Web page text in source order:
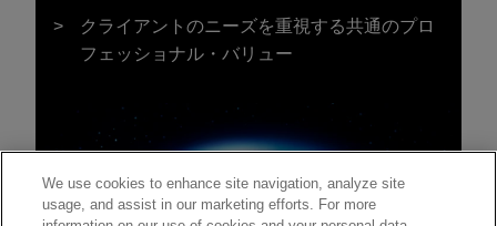
クライアントのニーズを重視する共通のプロ
フェッショナル・バリュー
We use cookies to enhance site navigation, analyze site
usage, and assist in our marketing efforts. For more